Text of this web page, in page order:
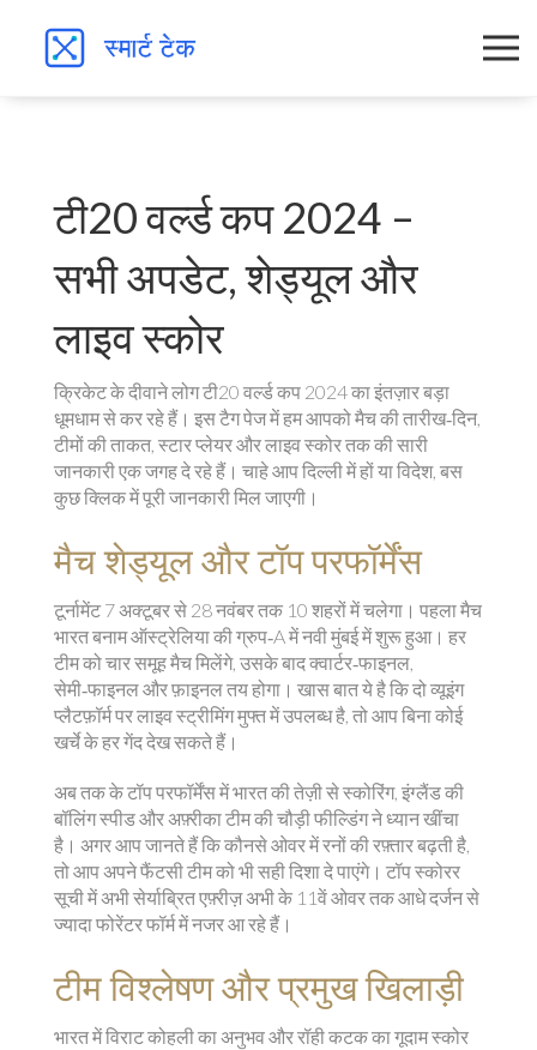
टी20 वर्ल्ड कप 2024 –
सभी अपडेट, शेड्यूल और
लाइव स्कोर
क्रिकेट के दीवाने लोग टी20 वर्ल्ड कप 2024 का इंतज़ार बड़ा
धूमधाम से कर रहे हैं। इस टैग पेज में हम आपको मैच की तारीख‑दिन,
टीमों की ताकत, स्टार प्लेयर और लाइव स्कोर तक की सारी
जानकारी एक जगह दे रहे हैं। चाहे आप दिल्ली में हों या विदेश, बस
कुछ क्लिक में पूरी जानकारी मिल जाएगी।
मैच शेड्यूल और टॉप परफॉर्मेंस
टूर्नामेंट 7 अक्टूबर से 28 नवंबर तक 10 शहरों में चलेगा। पहला मैच
भारत बनाम ऑस्ट्रेलिया की ग्रुप‑A में नवी मुंबई में शुरू हुआ। हर
टीम को चार समूह मैच मिलेंगे, उसके बाद क्वार्टर‑फाइनल,
सेमी‑फाइनल और फ़ाइनल तय होगा। खास बात ये है कि दो व्यूइंग
प्लैटफ़ॉर्म पर लाइव स्ट्रीमिंग मुफ्त में उपलब्ध है, तो आप बिना कोई
खर्चे के हर गेंद देख सकते हैं।
अब तक के टॉप परफॉर्मेंस में भारत की तेज़ी से स्कोरिंग, इंग्लैंड की
बॉलिंग स्पीड और अफ़्रीका टीम की चौड़ी फील्डिंग ने ध्यान खींचा
है। अगर आप जानते हैं कि कौनसे ओवर में रनों की रफ़्तार बढ़ती है,
तो आप अपने फैंटसी टीम को भी सही दिशा दे पाएंगे। टॉप स्कोरर
सूची में अभी सेर्याब्रित एफ़्रीज़ अभी के 11वें ओवर तक आधे दर्जन से
ज्यादा फोरेंटर फॉर्म में नजर आ रहे हैं।
टीम विश्लेषण और प्रमुख खिलाड़ी
भारत में विराट कोहली का अनुभव और रॉही कटक का गूदाम स्कोर